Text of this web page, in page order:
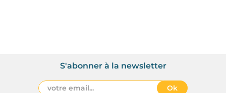
S'abonner à la newsletter
Ok